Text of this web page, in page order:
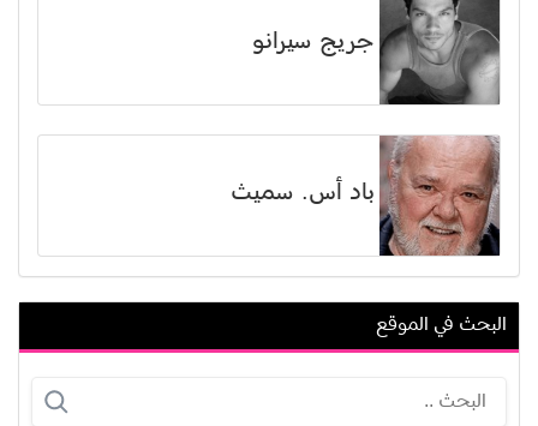
جريج سيرانو
باد أس. سميث
محمد عبدالعزيز
البحث في الموقع